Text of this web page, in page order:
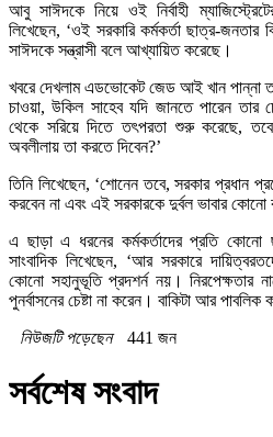
আবু সাঈদকে নিয়ে ওই নির্বাহী
লিখেছেন, ‘ওই সরকারি কর্মকর্তা ছাত্র-
সাঈদকে সন্ত্রাসী বলে আখ্যায়িত করেছে।
খবরে দেখলাম এডভোকেট জেড আই খান পান্না
চাওয়া, উকিল সাহেব যদি জানতে পারেন তার
থেকে সরিয়ে দিতে তৎপরতা শুরু করেছে,
অবলীলায় তা করতে দিবেন?’
তিনি লিখেছেন, ‘শোনেন তবে, সরকার প্রধান
করবেন না এবং এই সরকারকে দুর্বল ভাবার কোনো
এ ছাড়া এ ধরনের কর্মকর্তাদের প্রতি
সাংবাদিক লিখেছেন, ‘আর সরকারে
কোনো সহানুভূতি প্রদশর্ন নয়। নিরপেক্ষতার
পুনর্বাসনের চেষ্টা না করেন। বাকিটা আর পাবলিক
নিউজটি পড়েছেন
441 জন
সর্বশেষ সংবাদ